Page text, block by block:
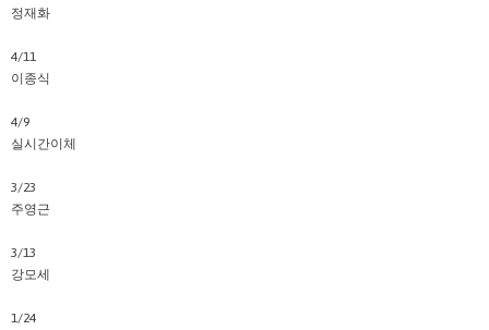
정재화
4/11
이종식
4/9
실시간이체
3/23
주영근
3/13
강모세
1/24